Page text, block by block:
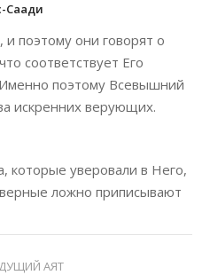
Саади
поэтому они говорят о
соответствует Его
поэтому Всевышний
искренних верующих.
которые уверовали в Него,
ложно приписывают
АЯТ